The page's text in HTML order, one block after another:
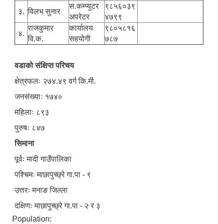
३. विलभ सुनार
स.कम्प्युटर
अपरेटर
९८५६०३९
४७९९
४.
राजकुमार
वि.क.
कार्यालय
सहयोगी
९८०५८१६
७८७
वडाको संक्षिप्त परिचय
क्षेत्रफलः २७४.४९ वर्ग कि.मी.
जनसंख्याः १७४०
महिलाः ८९३
पुरुषः ८४७
सिमाना
पूर्वः मादी गाउँपालिका
पश्चिमः माछापुच्छ्रे गा.पा - ९
उत्तरः मनाङ जिल्ला
दक्षिणः माछापुच्छ्रे गा.पा - २ र ३
Population: